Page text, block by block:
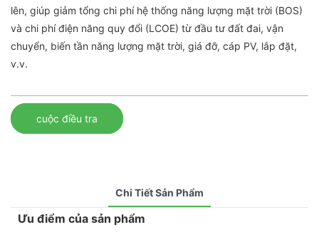
lên, giúp giảm tổng chi phí hệ thống năng lượng mặt trời (BOS)
và chi phí điện năng quy đổi (LCOE) từ đầu tư đất đai, vận
chuyển, biến tần năng lượng mặt trời, giá đỡ, cáp PV, lắp đặt,
v.v.
cuộc điều tra
Chi Tiết Sản Phẩm
Ưu điểm của sản phẩm